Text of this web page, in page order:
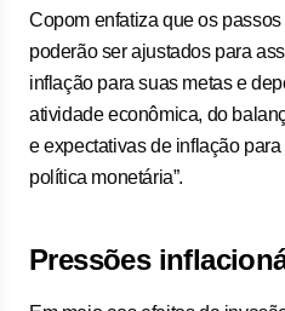
Copom enfatiza que os
poderão ser ajustados para
inflação para suas metas e
atividade econômica, do
e expectativas de inflação
política monetária”.
Pressões